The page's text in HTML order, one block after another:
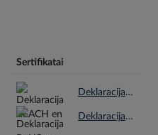
Sertifikatai
Deklaracija REACH en.pdf
Deklaracija RoHS en.pdf